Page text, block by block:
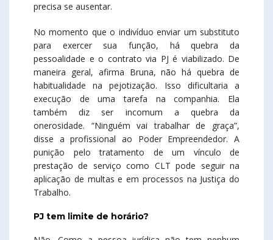
precisa se ausentar.
No momento que o indivíduo enviar um substituto
para exercer sua função, há quebra da
pessoalidade e o contrato via PJ é viabilizado. De
maneira geral, afirma Bruna, não há quebra de
habitualidade na pejotização. Isso dificultaria a
execução de uma tarefa na companhia. Ela
também diz ser incomum a quebra da
onerosidade. “Ninguém vai trabalhar de graça”,
disse a profissional ao Poder Empreendedor. A
punição pelo tratamento de um vínculo de
prestação de serviço como CLT pode seguir na
aplicação de multas e em processos na Justiça do
Trabalho.
PJ tem limite de horário?